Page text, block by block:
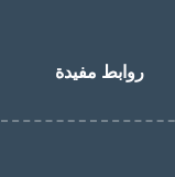
روابط مفيدة